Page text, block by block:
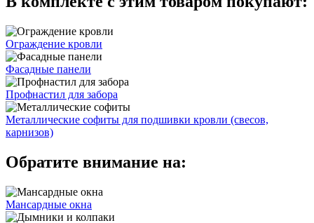
Ограждение кровли
Фасадные панели
Профнастил для забора
Металлические софиты для подшивки кровли (свесов,
карнизов)
Обратите внимание на:
Мансардные окна